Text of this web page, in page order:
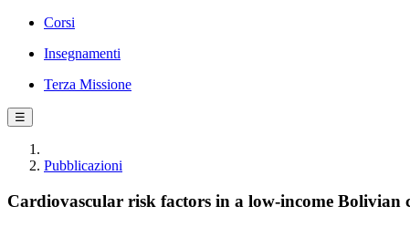
Corsi
Insegnamenti
Terza Missione
☰
Pubblicazioni
Cardiovascular risk factors in a low-income Bolivian